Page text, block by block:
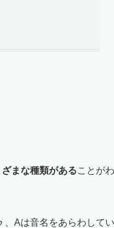
ざまな種類があることがわ
Aは音名をあらわしてい